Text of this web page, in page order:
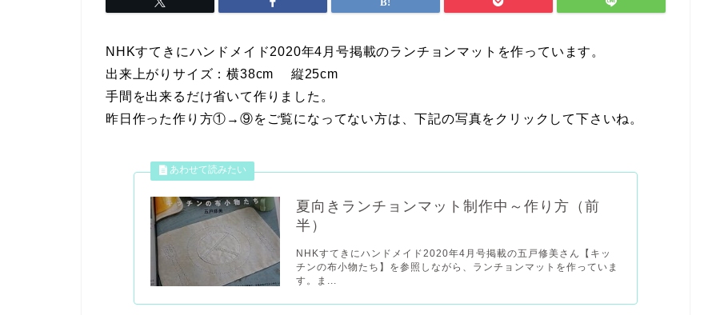
NHKすてきにハンドメイド2020年4月号掲載のランチョンマットを作っています。
出来上がりサイズ：横38cm 縦25cm
手間を出来るだけ省いて作りました。
昨日作った作り方①→⑨をご覧になってない方は、下記の写真をクリックして下さいね。
夏向きランチョンマット制作中～作り方（前
半）
NHKすてきにハンドメイド2020年4月号掲載の五戸修美さん【キッ
チンの布小物たち】を参照しながら、ランチョンマットを作っていま
す。ま...